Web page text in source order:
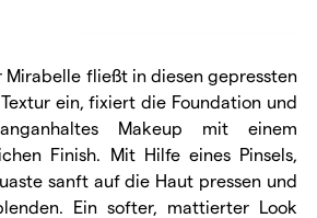
Mirabelle fließt in diesen gepressten
ein, fixiert die Foundation und
Makeup mit einem
Finish. Mit Hilfe eines Pinsels,
sanft auf die Haut pressen und
Ein softer, mattierter Look